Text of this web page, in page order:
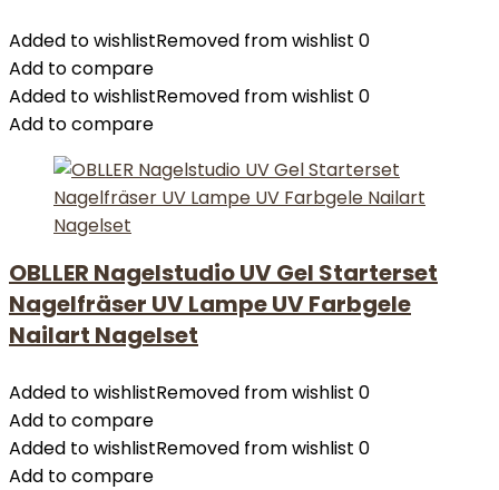
Added to wishlistRemoved from wishlist 0
Add to compare
Added to wishlistRemoved from wishlist 0
Add to compare
OBLLER Nagelstudio UV Gel Starterset
Nagelfräser UV Lampe UV Farbgele
Nailart Nagelset
Added to wishlistRemoved from wishlist 0
Add to compare
Added to wishlistRemoved from wishlist 0
Add to compare